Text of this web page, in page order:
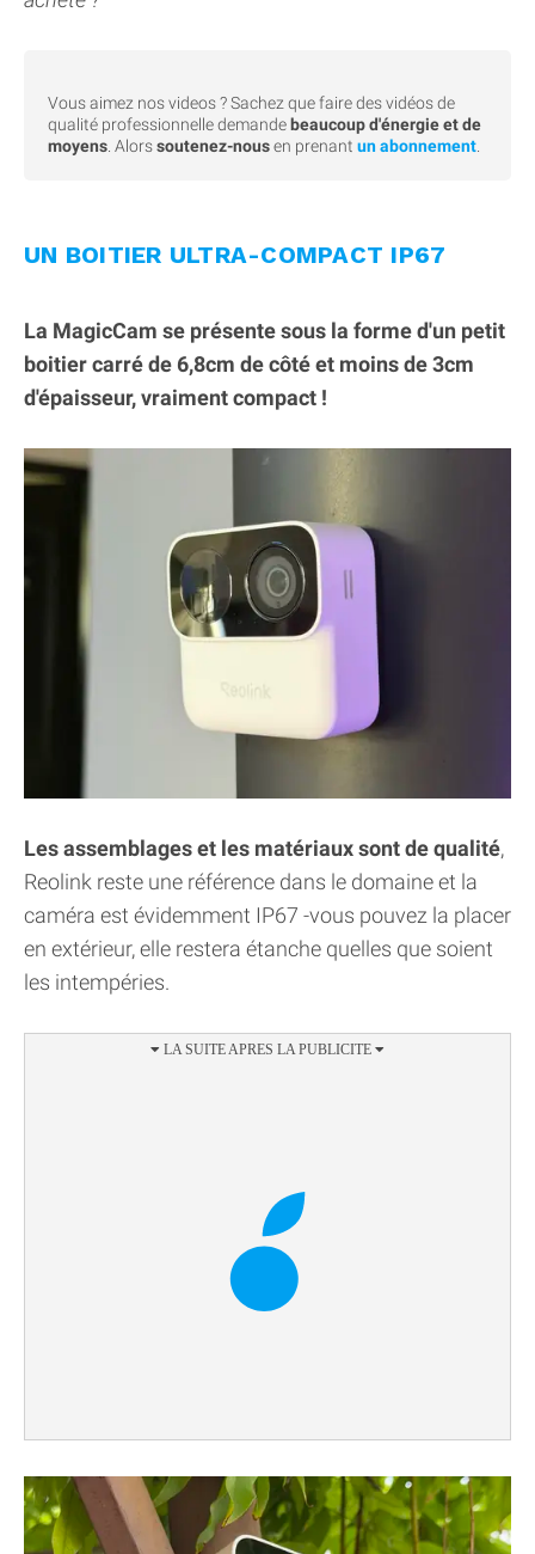
Vous aimez nos videos ? Sachez que faire des vidéos de
qualité professionnelle demande beaucoup d'énergie et de
moyens. Alorssoutenez-nousen prenant un abonnement.
UN BOITIER ULTRA-COMPACT IP67
La MagicCam se présente sous la forme d'un petit
boitier carré de 6,8cm de côté et moins de 3cm
d'épaisseur, vraiment compact !
Les assemblages et les matériaux sont de qualité,
Reolink reste une référence dans le domaine et la
caméra est évidemment IP67 -vous pouvez la placer
en extérieur, elle restera étanche quelles que soient
les intempéries.